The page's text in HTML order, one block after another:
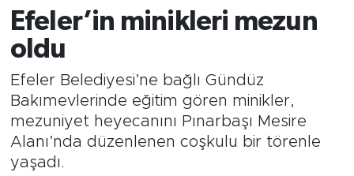
Efeler’in minikleri mezun
oldu
Efeler Belediyesi’ne bağlı Gündüz
Bakımevlerinde eğitim gören minikler,
mezuniyet heyecanını Pınarbaşı Mesire
Alanı’nda düzenlenen coşkulu bir törenle
yaşadı.